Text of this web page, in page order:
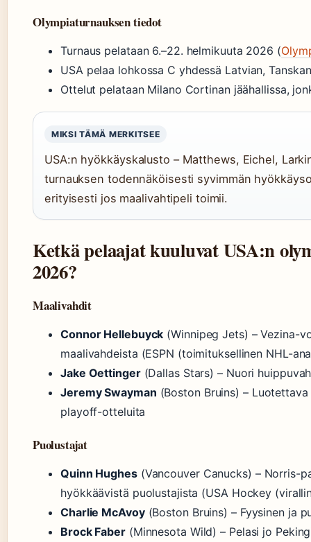
Olympiaturnauksen tiedot
Turnaus pelataan 6.–22. helmikuuta 2026 (
USA pelaa lohkossa C yhdessä Latvian,
Ottelut pelataan Milano Cortinan jäähallissa,
MIKSI TÄMÄ MERKITSEE
USA:n hyökkäyskalusto – Matthews, Eichel,
turnauksen todennäköisesti syvimmän
erityisesti jos maalivahtipeli toimii.
Ketkä pelaajat kuuluvat USA:n
2026?
Maalivahdit
Connor Hellebuyck (Winnipeg Jets) – Vezina-
maalivahdeista (ESPN (toimituksellinen NHL-
Jake Oettinger(Dallas Stars) – Nuori
Jeremy Swayman (Boston Bruins) –
playoff-otteluita
Puolustajat
Quinn Hughes(Vancouver Canucks) – Norris-
hyökkäävistä puolustajista (USA Hockey
Charlie McAvoy(Boston Bruins) – Fyysinen ja
Brock Faber(Minnesota Wild) – Pelasi jo